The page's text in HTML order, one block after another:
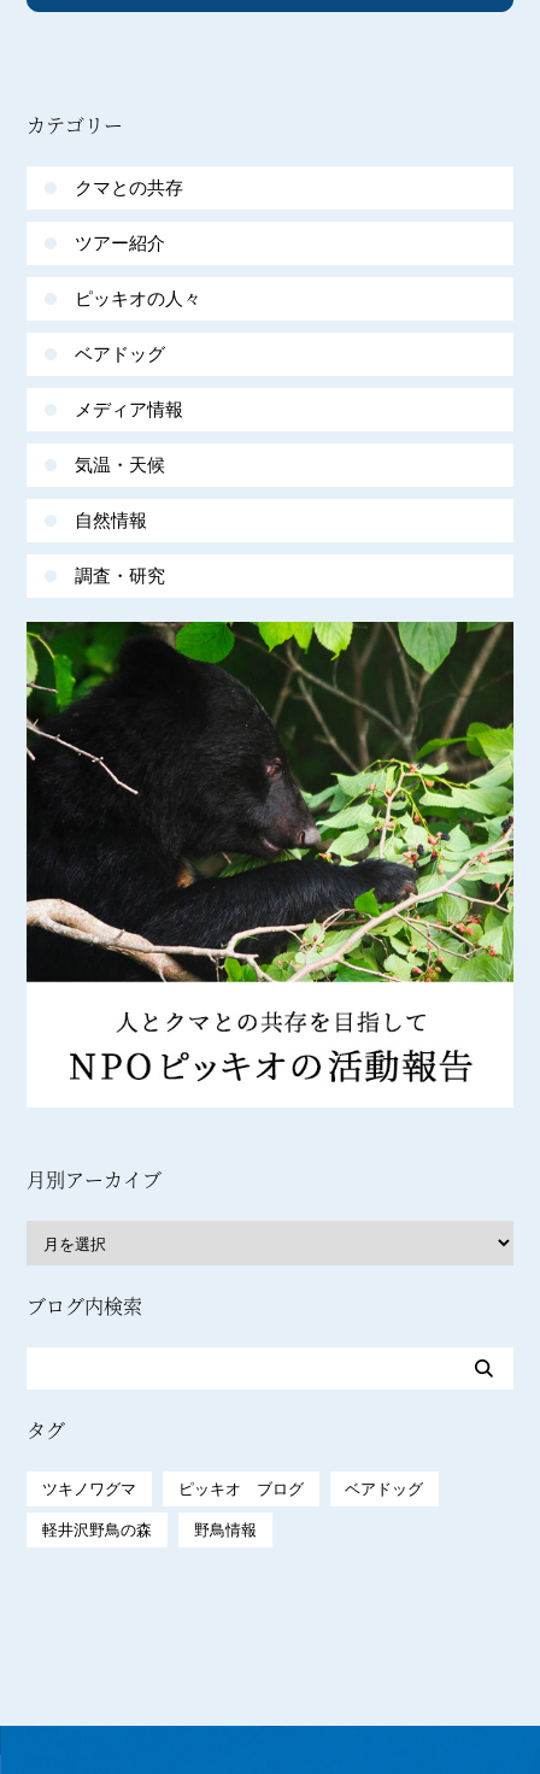
カテゴリー
クマとの共存
ツアー紹介
ピッキオの人々
ベアドッグ
メディア情報
気温・天候
自然情報
調査・研究
月別アーカイブ
ブログ内検索
タグ
ツキノワグマ ピッキオ ブログ ベアドッグ
軽井沢野鳥の森 野鳥情報